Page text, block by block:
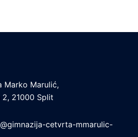
Marko Marulić,
21000 Split
cetvrta-mmarulic-